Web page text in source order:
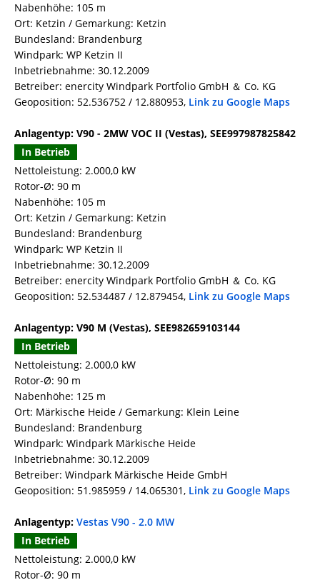
Nabenhöhe: 105 m
Ort: Ketzin / Gemarkung: Ketzin
Bundesland: Brandenburg
Windpark: WP Ketzin II
Inbetriebnahme: 30.12.2009
Betreiber: enercity Windpark Portfolio GmbH ＆ Co. KG
Geoposition: 52.536752 / 12.880953, Link zu Google Maps
Anlagentyp: V90 - 2MW VOC II (Vestas), SEE997987825842
In Betrieb
Nettoleistung: 2.000,0 kW
Rotor-Ø: 90 m
Nabenhöhe: 105 m
Ort: Ketzin / Gemarkung: Ketzin
Bundesland: Brandenburg
Windpark: WP Ketzin II
Inbetriebnahme: 30.12.2009
Betreiber: enercity Windpark Portfolio GmbH ＆ Co. KG
Geoposition: 52.534487 / 12.879454, Link zu Google Maps
Anlagentyp: V90 M (Vestas), SEE982659103144
In Betrieb
Nettoleistung: 2.000,0 kW
Rotor-Ø: 90 m
Nabenhöhe: 125 m
Ort: Märkische Heide / Gemarkung: Klein Leine
Bundesland: Brandenburg
Windpark: Windpark Märkische Heide
Inbetriebnahme: 30.12.2009
Betreiber: Windpark Märkische Heide GmbH
Geoposition: 51.985959 / 14.065301, Link zu Google Maps
Anlagentyp: Vestas V90 - 2.0 MW
In Betrieb
Nettoleistung: 2.000,0 kW
Rotor-Ø: 90 m